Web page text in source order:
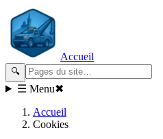
Accueil
🔍
☰ Menu✖
Accueil
Cookies